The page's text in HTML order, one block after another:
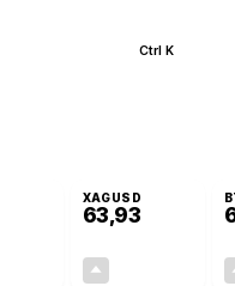
Ctrl K
XAGUSD
63,93